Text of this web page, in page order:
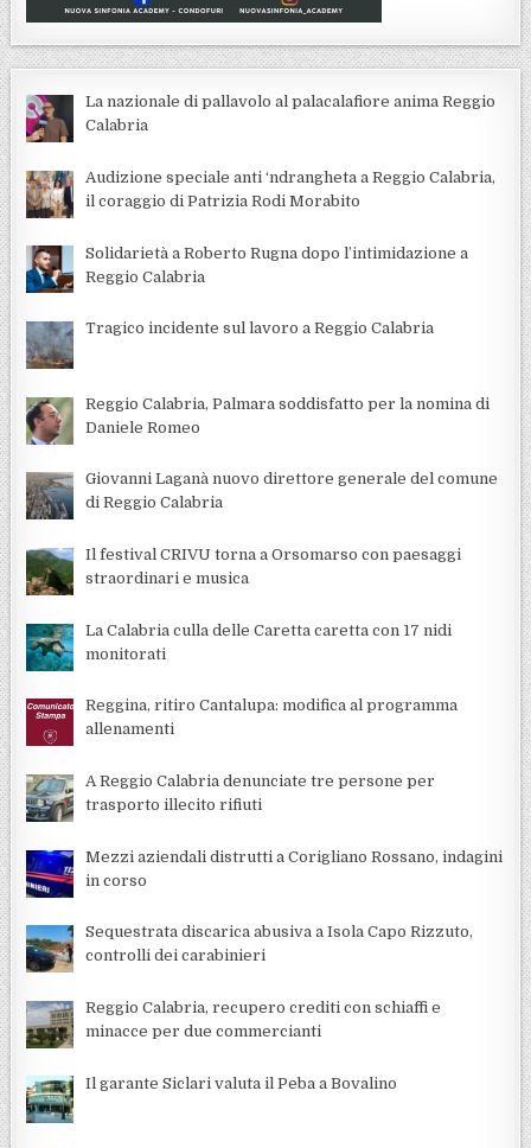
La nazionale di pallavolo al palacalafiore anima Reggio
Calabria
Audizione speciale anti ‘ndrangheta a Reggio Calabria,
il coraggio di Patrizia Rodi Morabito
Solidarietà a Roberto Rugna dopo l’intimidazione a
Reggio Calabria
Tragico incidente sul lavoro a Reggio Calabria
Reggio Calabria, Palmara soddisfatto per la nomina di
Daniele Romeo
Giovanni Laganà nuovo direttore generale del comune
di Reggio Calabria
Il festival CRIVU torna a Orsomarso con paesaggi
straordinari e musica
La Calabria culla delle Caretta caretta con 17 nidi
monitorati
Reggina, ritiro Cantalupa: modifica al programma
allenamenti
A Reggio Calabria denunciate tre persone per
trasporto illecito rifiuti
Mezzi aziendali distrutti a Corigliano Rossano, indagini
in corso
Sequestrata discarica abusiva a Isola Capo Rizzuto,
controlli dei carabinieri
Reggio Calabria, recupero crediti con schiaffi e
minacce per due commercianti
Il garante Siclari valuta il Peba a Bovalino